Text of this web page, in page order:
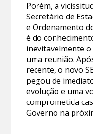
Porém, a
Secretário de
e Ordenamento
é do
inevitavelmente o
uma reunião.
recente, o novo
pegou de
evolução e uma
comprometida
Governo na